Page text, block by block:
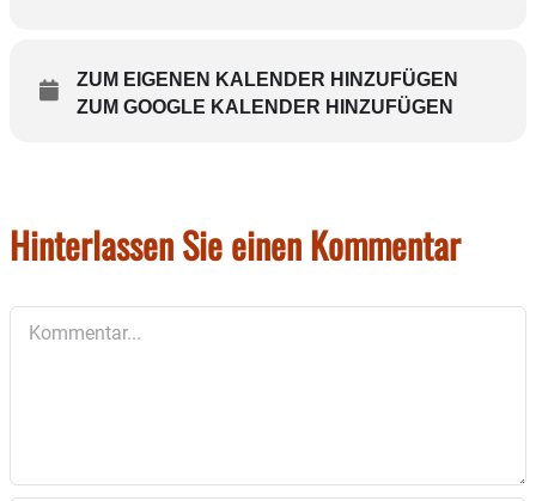
ZUM EIGENEN KALENDER HINZUFÜGEN
ZUM GOOGLE KALENDER HINZUFÜGEN
Hinterlassen Sie einen Kommentar